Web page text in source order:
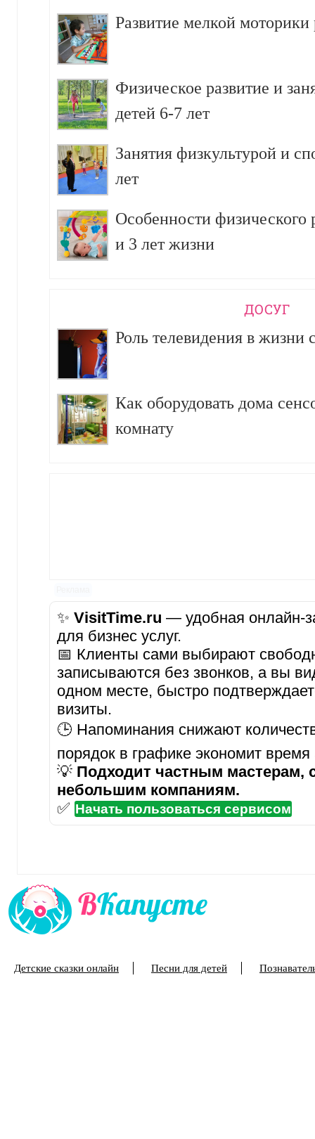
Развитие мелкой моторики
Физическое развитие и
детей 6-7 лет
Занятия физкультурой и
лет
Особенности физического
и 3 лет жизни
ДОСУГ
Роль телевидения в жизни
Как оборудовать дома
комнату
✨ VisitTime.ru — удобная онлайн-
для бизнес услуг.
📅 Клиенты сами выбирают
записываются без звонков, а вы
одном месте, быстро
визиты.
🕒 Напоминания снижают
порядок в графике экономит
💡 Подходит частным мастерам,
небольшим компаниям.
✅ Начать пользоваться сервисом
Детские сказки онлайн Песни для детей